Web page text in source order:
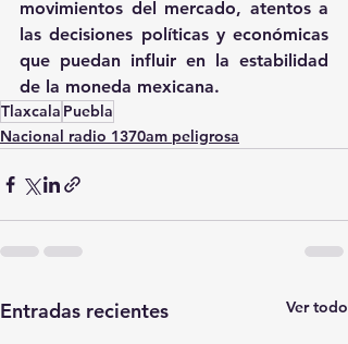
movimientos del mercado, atentos a
las decisiones políticas y económicas
que puedan influir en la estabilidad
de la moneda mexicana.
Tlaxcala Puebla
Nacional radio 1370am peligrosa
Entradas recientes Ver todo